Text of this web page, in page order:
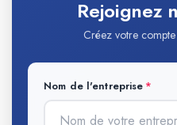
Rejoignez
Créez votre
Nom de l'entreprise